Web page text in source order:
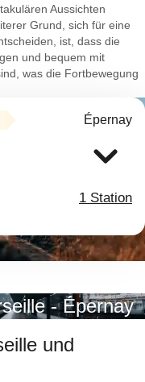
Aussichten
Grund, sich für eine
ist, dass die
und bequem mit
was die Fortbewegung
Épernay
1 Station
- Épernay
und